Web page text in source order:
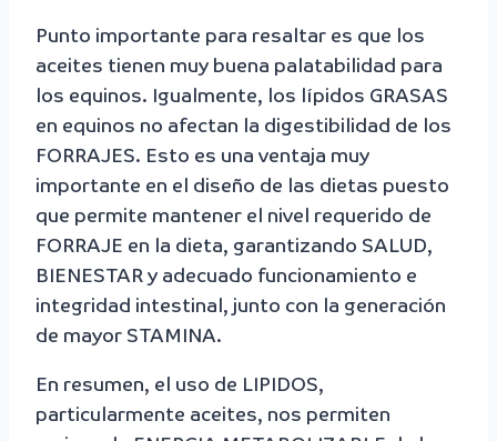
Punto importante para resaltar es que los
aceites tienen muy buena palatabilidad para
los equinos. Igualmente, los lípidos GRASAS
en equinos no afectan la digestibilidad de los
FORRAJES. Esto es una ventaja muy
importante en el diseño de las dietas puesto
que permite mantener el nivel requerido de
FORRAJE en la dieta, garantizando SALUD,
BIENESTAR y adecuado funcionamiento e
integridad intestinal, junto con la generación
de mayor STAMINA.
En resumen, el uso de LIPIDOS,
particularmente aceites, nos permiten